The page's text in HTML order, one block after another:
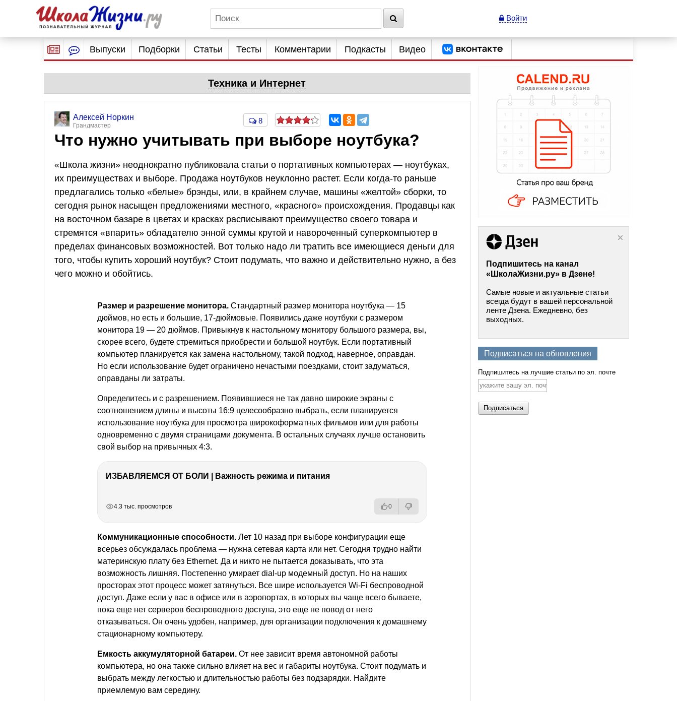
Войти
Выпуски Подборки Статьи Тесты Комментарии Подкасты Видео
Техника и Интернет
Алексей Норкин
Грандмастер
8
Что нужно учитывать при выборе ноутбука?
«Школа жизни» неоднократно публиковала статьи о портативных компьютерах — ноутбуках,
их преимуществах и выборе. Продажа ноутбуков неуклонно растет. Если когда-то раньше
предлагались только «белые» брэнды, или, в крайнем случае, машины «желтой» сборки, то
сегодня рынок насыщен предложениями местного, «красного» происхождения. Продавцы как
на восточном базаре в цветах и красках расписывают преимущество своего товара и
стремятся «впарить» обладателю энной суммы крутой и навороченный суперкомпьютер в
пределах финансовых возможностей. Вот только надо ли тратить все имеющиеся деньги для
того, чтобы купить хороший ноутбук? Стоит подумать, что важно и действительно нужно, а без
чего можно и обойтись.
Размер и разрешение монитора. Стандартный размер монитора ноутбука — 15
дюймов, но есть и большие, 17-дюймовые. Появились даже ноутбуки с размером
монитора 19 — 20 дюймов. Привыкнув к настольному монитору большого размера, вы,
скорее всего, будете стремиться приобрести и большой ноутбук. Если портативный
компьютер планируется как замена настольному, такой подход, наверное, оправдан.
Но если использование будет ограничено нечастыми поездками, стоит задуматься,
оправданы ли затраты.
Определитесь и с разрешением. Появившиеся не так давно широкие экраны с
соотношением длины и высоты 16:9 целесообразно выбрать, если планируется
использование ноутбука для просмотра широкоформатных фильмов или для работы
одновременно с двумя страницами документа. В остальных случаях лучше остановить
свой выбор на привычных 4:3.
ИЗБАВЛЯЕМСЯ ОТ БОЛИ | Важность режима и питания
4.3 тыс. просмотров 0
Коммуникационные способности. Лет 10 назад при выборе конфигурации еще
всерьез обсуждалась проблема — нужна сетевая карта или нет. Сегодня трудно найти
материнскую плату без Ethernet. Да и никто не пытается доказывать, что эта
возможность лишняя. Постепенно умирает dial-up модемный доступ. Но на наших
просторах этот процесс может затянуться. Все шире используется Wi-Fi беспроводной
доступ. Даже если у вас в офисе или в аэропортах, в которых вы чаще всего бываете,
пока еще нет серверов беспроводного доступа, это еще не повод от него
отказываться. Он очень удобен, например, для организации подключения к домашнему
стационарному компьютеру.
Емкость аккумуляторной батареи. От нее зависит время автономной работы
компьютера, но она также сильно влияет на вес и габариты ноутбука. Стоит подумать и
выбрать между легкостью и длительностью работы без подзарядки. Найдите
приемлемую вам середину.
Подпишитесь на канал
«ШколаЖизни.ру» в Дзене!
Самые новые и актуальные статьи
всегда будут в вашей персональной
ленте Дзена. Ежедневно, без
выходных.
Подписаться на обновления
Подпишитесь на лучшие статьи по эл. почте